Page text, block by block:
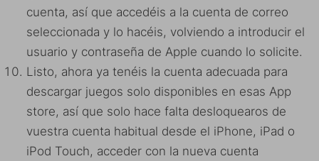
cuenta, así que accedéis a la cuenta de correo
seleccionada y lo hacéis, volviendo a introducir el
usuario y contraseña de Apple cuando lo solicite.
Listo, ahora ya tenéis la cuenta adecuada para
descargar juegos solo disponibles en esas App
store, así que solo hace falta desloquearos de
vuestra cuenta habitual desde el iPhone, iPad o
iPod Touch, acceder con la nueva cuenta